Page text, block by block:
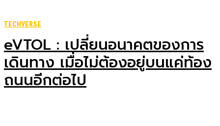
TECHVERSE
eVTOL : เปลี่ยนอนาคตของการ
เดินทาง เมื่อไม่ต้องอยู่บนแค่ท้อง
ถนนอีกต่อไป